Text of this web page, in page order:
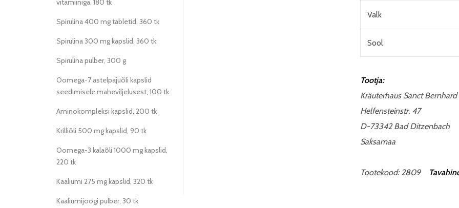
vitamiiniga, 180 tk
Spirulina 400 mg tabletid, 360 tk
Spirulina 300 mg kapslid, 360 tk
Spirulina pulber, 300 g
Oomega-7 astelpajuõli kapslid
seedimisele maheviljelusest, 100 tk
Aminokompleksi kapslid, 200 tk
Krilliõli 500 mg kapslid, 90 tk
Oomega-3 kalaõli 1000 mg kapslid,
220 tk
Kaaliumi 275 mg kapslid, 320 tk
Kaaliumijoogi pulber, 30 tk
Valk
Sool
Tootja:
Kräuterhaus Sanct Bernhard
Helfensteinstr. 47
D-73342 Bad Ditzenbach
Saksamaa
Tootekood: 2809